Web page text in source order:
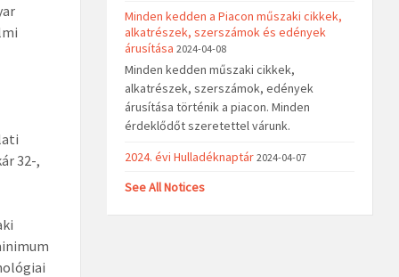
32-,
Minden kedden a Piacon műszaki cikkek,
alkatrészek, szerszámok és edények
árusítása 2024-04-08
Minden kedden műszaki cikkek,
alkatrészek, szerszámok, edények
árusítása történik a piacon. Minden
érdeklődőt szeretettel várunk.
2024. évi Hulladéknaptár 2024-04-07
See All Notices